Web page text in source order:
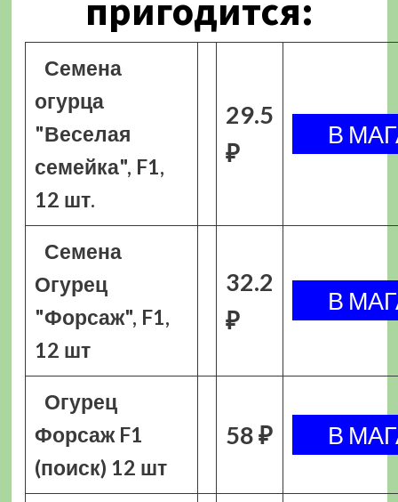
пригодится:
Семена
огурца
"Веселая
семейка", F1,
12 шт.
29.5
₽
Семена
Огурец
"Форсаж", F1,
12 шт
32.2
₽
Огурец
Форсаж F1
(поиск) 12 шт
58 ₽